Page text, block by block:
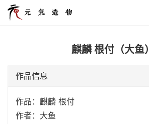
麒麟 根付（大鱼）
作品信息
作品：麒麟 根付
作者：大鱼